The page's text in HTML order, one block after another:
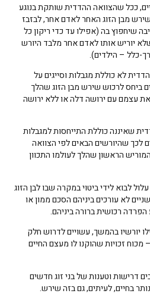
ככל שהצוואה ההדדית שותקת בנוגע
מבן הזוג האחר לאדם אחר, לבזבז
שיחפוץ בה (אפילו עד כדי ריקון כל
יוריש אותו לאדם אחר מלבד היורש
כלל – הילדים).
לא כוללת מגבלות וסייגים על
ביחס לרכוש שירש מבן הזוג שהלך
עצמם עם ירושה דלה או ללא ירושה
שאיננה כוללת התייחסות למגבלות
לכך שהיורשים הבאים לפי הצוואה
הראשון שהלך לעולמו התכוון
לבוא לידי ביטוי במקרה שבו לבן הזוג
לא עורכים ביניהם הסכם ממון או
רכושית ברורה ביניהם.
יורשיו בהמשך, עשויים לדרוש חלק
זכויות שהוקנו לו מעצם החיים
וטענות של בני זוג חדשים
בחיים, לעיתים, גם בזה שירש.